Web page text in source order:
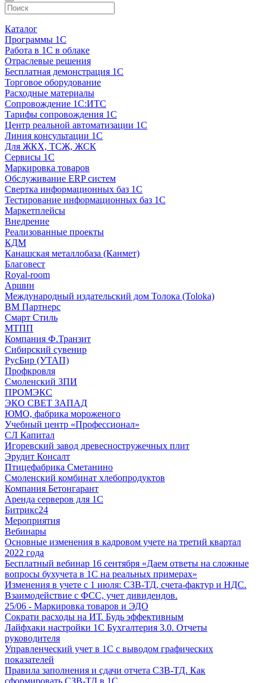
Каталог
Программы 1С
Работа в 1С в облаке
Отраслевые решения
Бесплатная демонстрация 1С
Торговое оборудование
Расходные материалы
Сопровождение 1С:ИТС
Тарифы сопровождения 1С
Центр реальной автоматизации 1С
Линия консультации 1С
Для ЖКХ, ТСЖ, ЖСК
Сервисы 1С
Маркировка товаров
Обслуживание ERP систем
Свертка информационных баз 1С
Тестирование информационных баз 1С
Маркетплейсы
Внедрение
Реализованные проекты
КДМ
Канашская металлобаза (Канмет)
Благовест
Royal-room
Аршин
Международный издательский дом Толока (Toloka)
ВМ Партнерс
Смарт Стиль
МТПП
Компания Ф.Транзит
Сибирский сувенир
РусБир (УТАП)
Профкровля
Смоленский ЗПИ
ПРОМЭКС
ЭКО СВЕТ ЗАПАД
ЮМО, фабрика мороженого
Учебный центр «Профессионал»
СЛ Капитал
Игоревский завод древесностружечных плит
Эрудит Консалт
Птицефабрика Сметанино
Смоленский комбинат хлебопродуктов
Компания Бетонгарант
Аренда серверов для 1С
Битрикс24
Мероприятия
Вебинары
Основные изменения в кадровом учете на третий квартал
2022 года
Бесплатный вебинар 16 сентября «Даем ответы на сложные
вопросы бухучета в 1С на реальных примерах»
Изменения в учете с 1 июля: СЗВ-ТД, счета-фактур и НДС.
Взаимодействие с ФСС, учет дивидендов.
25/06 - Маркировка товаров и ЭДО
Сократи расходы на ИТ. Будь эффективным
Лайфхаки настройки 1С Бухгалтерия 3.0. Отчеты
руководителя
Управленческий учет в 1С с выводом графических
показателей
Правила заполнения и сдачи отчета СЗВ-ТД. Как